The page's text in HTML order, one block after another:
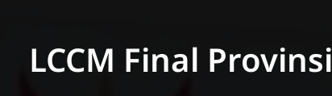
LCCM Final Provinsi